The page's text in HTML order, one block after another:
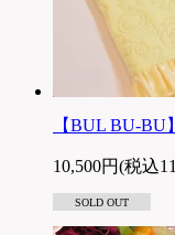
【BUL BU-BU
10,500円(税込
SOLD OUT